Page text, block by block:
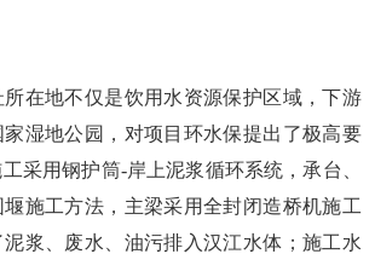
地不仅是饮用水资源保护区域，下游
湿地公园，对项目环水保提出了极高要
采用钢护筒-岸上泥浆循环系统，承台、
施工方法，主梁采用全封闭造桥机施工
浆、废水、油污排入汉江水体；施工水